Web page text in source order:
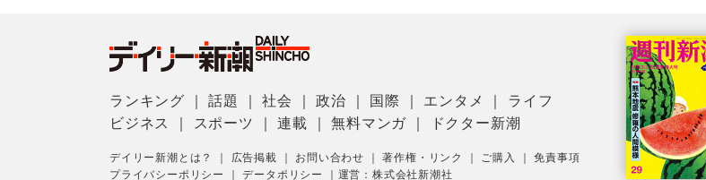
ランキング ｜話題 ｜社会 ｜政治 国際 エンタメ
ライフ
ビジネス
スポーツ ｜連載 ｜無料マンガ ドクター新潮
デイリー新潮とは？ ｜ 広告掲載 ｜ お問い合わせ ｜著作権・リンク ｜ ご購入 ｜免責事項
プライバシーポリシー
｜データポリシー ｜ 運営：株式会社新潮社